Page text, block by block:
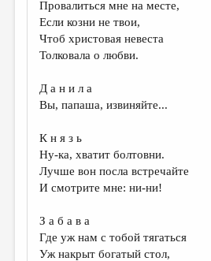
Провалиться мне на месте,
Если козни не твои,
Чтоб христовая невеста
Толковала о любви.
Д а н и л а
Вы, папаша, извиняйте...
К н я з ь
Ну-ка, хватит болтовни.
Лучше вон посла встречайте
И смотрите мне: ни-ни!
З а б а в а
Где уж нам с тобой тягаться
Уж накрыт богатый стол,